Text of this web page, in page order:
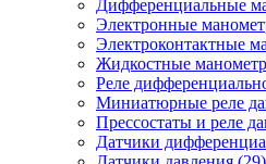
Дифференциальные
Электронные
Электроконтактные
Жидкостные
Реле
Миниатюрные реле
Прессостаты и реле
Датчики